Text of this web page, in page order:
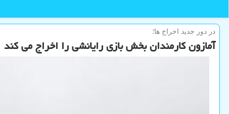
در دور جدید اخراج ها؛
آمازون کارمندان بخش بازی رایانشی را اخراج می کند